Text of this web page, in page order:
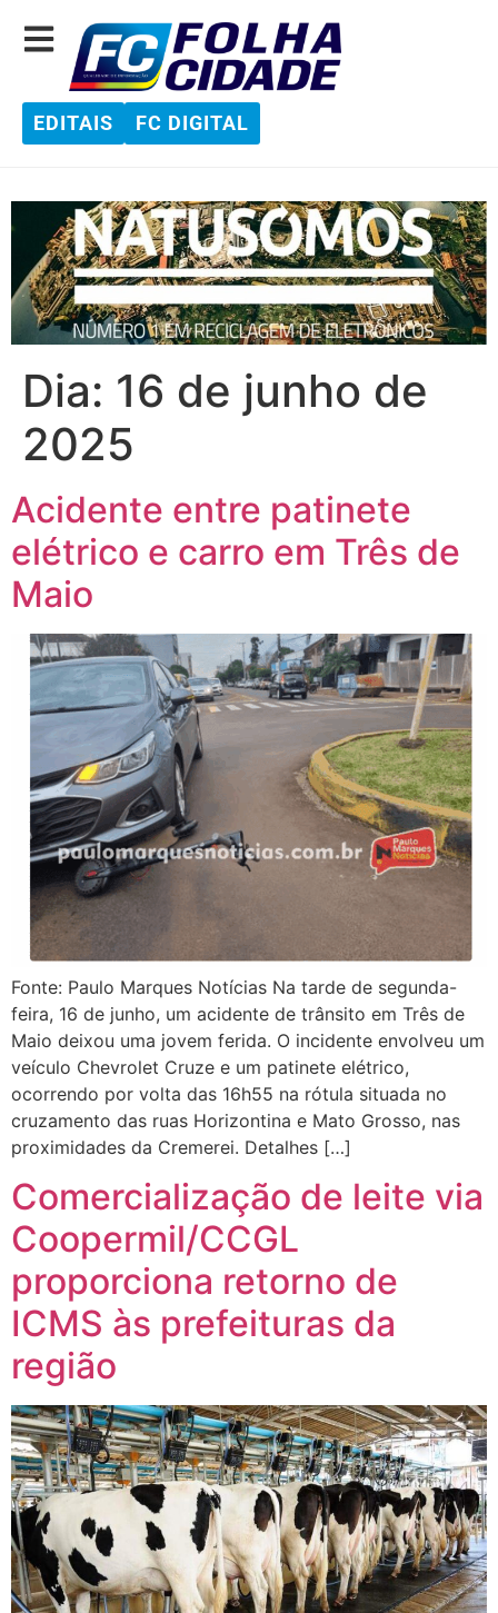
EDITAIS FC DIGITAL
Dia: 16 de junho de
2025
Acidente entre patinete
elétrico e carro em Três de
Maio
Fonte: Paulo Marques Notícias Na tarde de segunda-
feira, 16 de junho, um acidente de trânsito em Três de
Maio deixou uma jovem ferida. O incidente envolveu um
veículo Chevrolet Cruze e um patinete elétrico,
ocorrendo por volta das 16h55 na rótula situada no
cruzamento das ruas Horizontina e Mato Grosso, nas
proximidades da Cremerei. Detalhes […]
Comercialização de leite via
Coopermil/CCGL
proporciona retorno de
ICMS às prefeituras da
região